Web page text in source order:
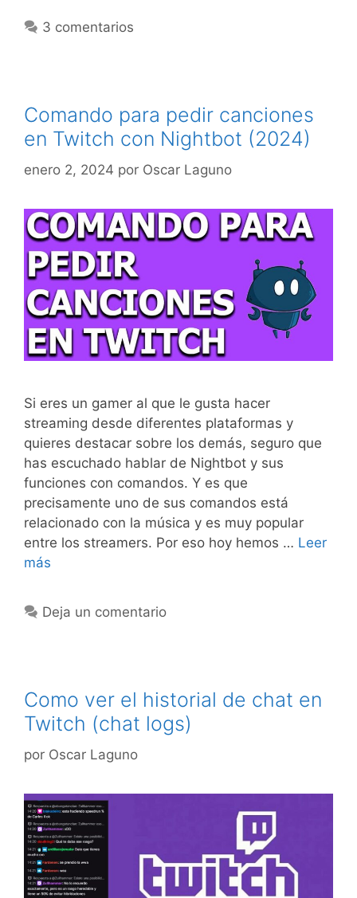
3 comentarios
Comando para pedir canciones
en Twitch con Nightbot (2024)
enero 2, 2024 por Oscar Laguno
Si eres un gamer al que le gusta hacer
streaming desde diferentes plataformas y
quieres destacar sobre los demás, seguro que
has escuchado hablar de Nightbot y sus
funciones con comandos. Y es que
precisamente uno de sus comandos está
relacionado con la música y es muy popular
entre los streamers. Por eso hoy hemos … Leer
más
Deja un comentario
Como ver el historial de chat en
Twitch (chat logs)
por Oscar Laguno